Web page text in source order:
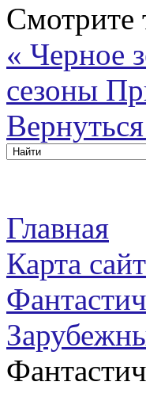
Смотрите
« Черное
сезоны
Главная
Карта